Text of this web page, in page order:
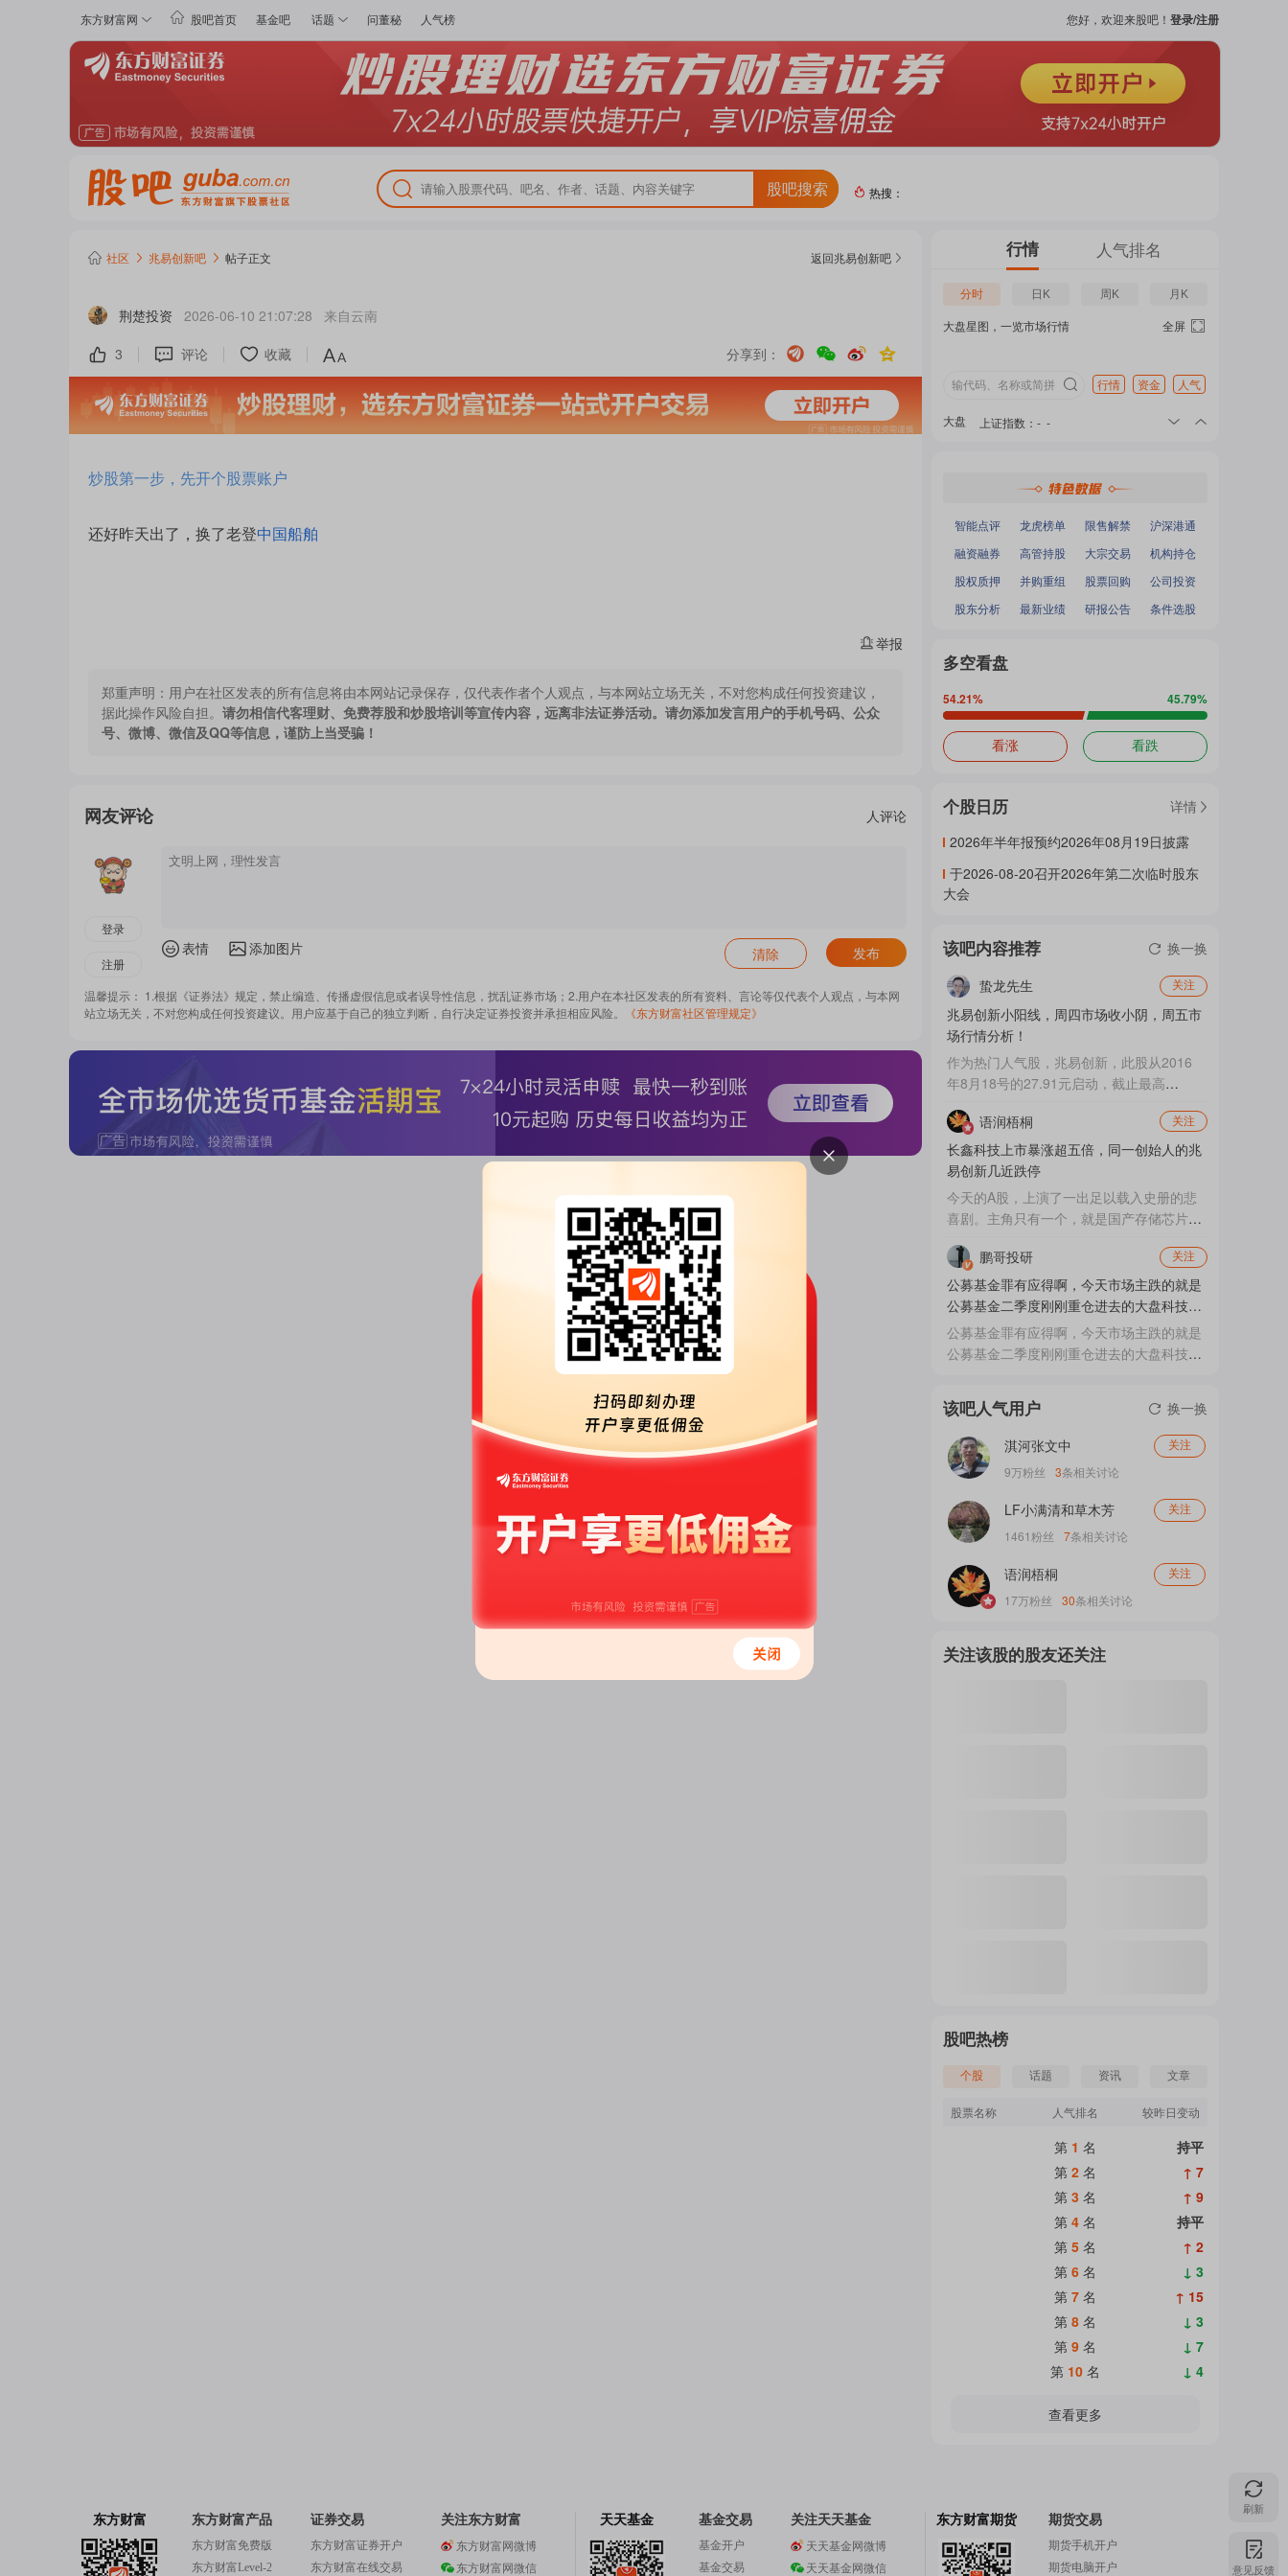
东方财富网 股吧首页 基金吧 话题 问董秘 人气榜 您好，欢迎来股吧！ 登录/注册
股吧搜索
热门
吧
热
题
热
概
热搜：
社区 兆易创新吧 帖子正文 返回兆易创新吧
荆楚投资 2026-06-10 21:07:28 来自云南
3
评论 收藏 分享到：
炒股第一步，先开个股票账户
还好昨天出了，换了老登中国船舶
举报
郑重声明： 用户在社区发表的所有信息将由本网站记录保存，仅代表作者个人观点，与本网站立场无关，不对您构成任何投资建议，
据此操作风险自担。 请勿相信代客理财、免费荐股和炒股培训等宣传内容，远离非法证券活动。请勿添加发言用户的手机号码、公众
号、微博、微信及QQ等信息，谨防上当受骗！
网友评论 人评论
登录
注册
表情 添加图片 清除 发布
温馨提示： 1.根据《证券法》规定，禁止编造、传播虚假信息或者误导性信息，扰乱证券市场；2.用户在本社区发表的所有资料、言论等仅代表个人观点，与本网
站立场无关，不对您构成任何投资建议。用户应基于自己的独立判断，自行决定证券投资并承担相应风险。
《东方财富社区管理规定》
行情 人气排名
分时 日K 周K 月K
大盘星图，一览市场行情 全屏
行情 资金 人气
大盘 上证指数 ： - -
：- -
智能点评 龙虎榜单 限售解禁
沪深港通
融资融券
高管持股 大宗交易
机构持仓
股权质押
并购重组 股票回购
公司投资
股东分析
最新业绩 研报公告 条件选股
多空看盘
54.21% 45.79%
看涨 看跌
个股日历
详情
2026年半年报预约2026年08月19日披露
于2026-08-20召开2026年第二次临时股东
大会
该吧内容推荐 换一换
蛰龙先生 关注
兆易创新小阳线，周四市场收小阴，周五市
场行情分析！
作为热门人气股，兆易创新，此股从2016
年8月18号的27.91元启动，截止最高
下，总计涨幅29.33倍，如果算上除权和填
权，总计涨幅超过了166.21倍，相当于投资
十万元，能收益1662.1万元超高收益！！！
从基本面来看，大宗T（套）现不断，高管
减C（持）不断，说明现阶段明显属于历史
级超高估值阶段，从技术上看，属于走品字
型K线，最主要的因素在于前期涨幅太...
语润梧桐 关注
长鑫科技上市暴涨超五倍，同一创始人的兆
易创新几近跌停
今天的A股，上演了一出足以载入史册的悲
喜剧。主角只有一个，就是国产存储芯片的
后大佬朱一明。一天之内，他手中的两家上
市公司，经历了一场冰与火的极致淬炼。
先说舞台中央的长鑫科技。这支芯片巨无霸
今天正式登陆科创板，表现堪称炸裂。股价
盘中最高飙升超过百分之五百三，最终收盘
涨幅也在四倍以上。这哪是上市，简直是坐
把工商银行等传统巨无...
鹏哥投研 关注
公募基金罪有应得啊，今天市场主跌的就是
公募基金二季度刚刚重仓进去的大盘科技龙
头
公募基金罪有应得啊，今天市场主跌的就是
公募基金二季度刚刚重仓进去的大盘科技龙
(SZ300308)$ 兆易创新，暴跌10%；$兆易
创新(SH603986)$ 新易盛，暴跌11.79%；
东山精密，暴跌9.73%；$东山精密
(SZ002384)$ 通富微电，暴跌8%； 中国巨
石，暴跌6.57%； 源杰科技，暴跌
11.74%； 天孚通信，暴跌8%； 国瓷材
料，...
该吧人气用户 换一换
淇河张文中 关注
9万粉丝 3条相关讨论
LF小满清和草木芳 关注
1461 粉丝 7条相关讨论
语润梧桐 关注
17万粉丝 30条相关讨论
关注该股的股友还关注
股吧热榜
个股 话题 资讯 文章
股票名称 人气排名 较昨日变动
第 1 名
持平
第 2 名
↑ 7
第 3 名
↑ 9
第 4 名
持平
第 5 名
↑ 2
第 6 名
↓ 3
第 7 名
↑ 15
第 8 名
↓ 3
第 9 名
↓ 7
第 10 名 ↓ 4
查看更多
刷新
意见反馈
东方财富 东方财富产品
东方财富免费版
东方财富Level-2
证券交易
东方财富证券开户
东方财富在线交易
关注东方财富
东方财富网微博
东方财富网微信
天天基金 基金交易
基金开户
基金交易
关注天天基金
天天基金网微博
天天基金网微信
东方财富期货 期货交易
期货手机开户
期货电脑开户